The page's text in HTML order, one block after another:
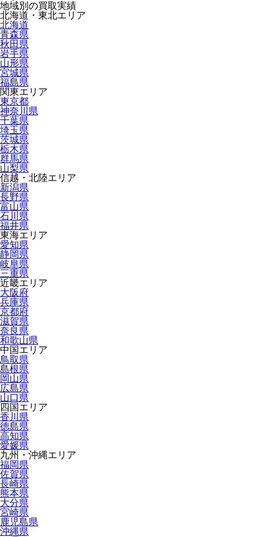
地域別の買取実績
北海道・東北エリア
北海道
青森県
秋田県
岩手県
山形県
宮城県
福島県
関東エリア
東京都
神奈川県
千葉県
埼玉県
茨城県
栃木県
群馬県
山梨県
信越・北陸エリア
新潟県
長野県
富山県
石川県
福井県
東海エリア
愛知県
静岡県
岐阜県
三重県
近畿エリア
大阪府
兵庫県
京都府
滋賀県
奈良県
和歌山県
中国エリア
鳥取県
島根県
岡山県
広島県
山口県
四国エリア
香川県
徳島県
高知県
愛媛県
九州・沖縄エリア
福岡県
佐賀県
長崎県
熊本県
大分県
宮崎県
鹿児島県
沖縄県